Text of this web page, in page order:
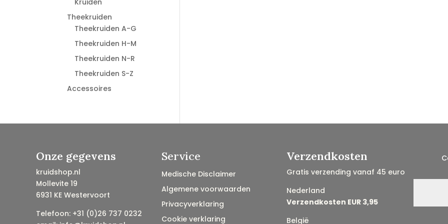
Kruiden
Theekruiden
Theekruiden A-G
Theekruiden H-M
Theekruiden N-R
Theekruiden S-Z
Accessoires
Onze gegevens
kruidshop.nl
Mollevite 19
6931 KE Westervoort
Telefoon: +31 (0)26 737 0232
Service
Medische Disclaimer
Algemene voorwaarden
Privacyverklaring
Cookie verklaring
Verzendkosten
Gratis verzending vanaf 45 euro
Nederland
Verzendkosten EUR 3,95
België